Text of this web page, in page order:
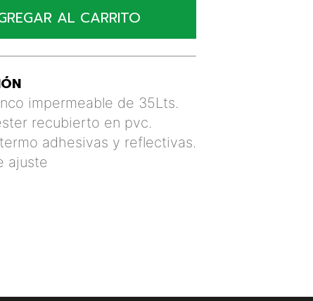
AL CARRITO
impermeable de 35Lts.
recubierto en pvc.
adhesivas y reflectivas.
ajuste